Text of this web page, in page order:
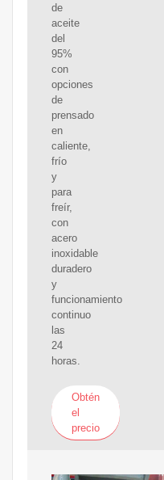
de
aceite
del
95%
con
opciones
de
prensado
en
caliente,
frío
y
para
freír,
con
acero
inoxidable
duradero
y
funcionamiento
continuo
las
24
horas.
Obtén
el
precio